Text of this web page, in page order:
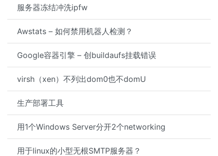
服务器冻结冲洗ipfw
Awstats – 如何禁用机器人检测？
Google容器引擎 – 创buildaufs挂载错误
virsh（xen）不列出dom0也不domU
生产部署工具
用1个Windows Server分开2个networking
用于linux的小型无根SMTP服务器？